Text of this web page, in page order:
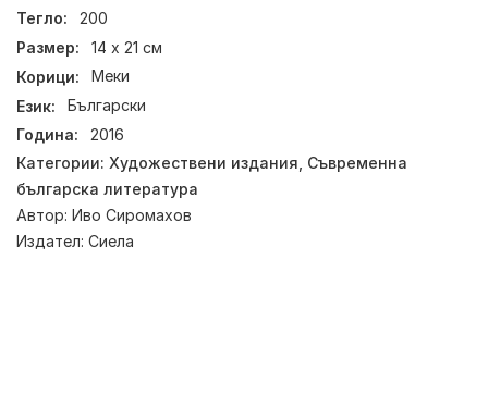
Тегло:
200
Размер:
14 x 21 см
Корици:
Меки
Език:
Български
Година:
2016
Категории: Художествени издания Съвременна
българска литература
Автор: Иво Сиромахов
Издател: Сиела